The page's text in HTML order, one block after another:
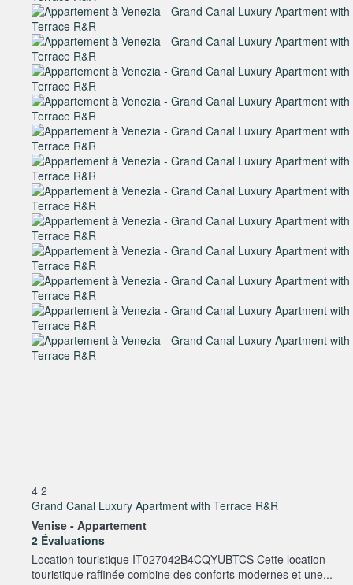
4 2
Grand Canal Luxury Apartment with Terrace R&R
Venise - Appartement
2 Évaluations
Location touristique IT027042B4CQYUBTCS Cette location
touristique raffinée combine des conforts modernes et une...